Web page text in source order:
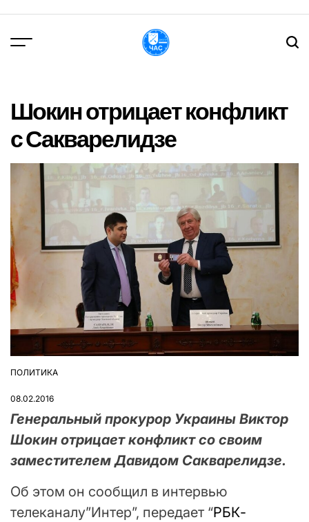
вмісту
Шокин отрицает конфликт
с Сакварелидзе
ОПУБЛІКУВАТИ
ПОЛИТИКА
08.02.2016
Генеральный прокурор Украины Виктор
Шокин отрицает конфликт со своим
заместителем Давидом Сакварелидзе.
Об этом он сообщил в интервью
телеканалу”Интер”, передает “РБК-